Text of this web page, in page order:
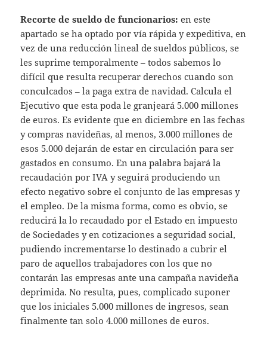
Recorte de sueldo de funcionarios:en este
apartado se ha optado por vía rápida y expeditiva, en
vez de una reducción lineal de sueldos públicos, se
les suprime temporalmente – todos sabemos lo
difícil que resulta recuperar derechos cuando son
conculcados – la paga extra de navidad. Calcula el
Ejecutivo que esta poda le granjeará 5.000 millones
de euros. Es evidente que en diciembre en las fechas
y compras navideñas, al menos, 3.000 millones de
esos 5.000 dejarán de estar en circulación para ser
gastados en consumo. En una palabra bajará la
recaudación por IVA y seguirá produciendo un
efecto negativo sobre el conjunto de las empresas y
el empleo. De la misma forma, como es obvio, se
reducirá la lo recaudado por el Estado en impuesto
de Sociedades y en cotizaciones a seguridad social,
pudiendo incrementarse lo destinado a cubrir el
paro de aquellos trabajadores con los que no
contarán las empresas ante una campaña navideña
deprimida. No resulta, pues, complicado suponer
que los iniciales 5.000 millones de ingresos, sean
finalmente tan solo 4.000 millones de euros.